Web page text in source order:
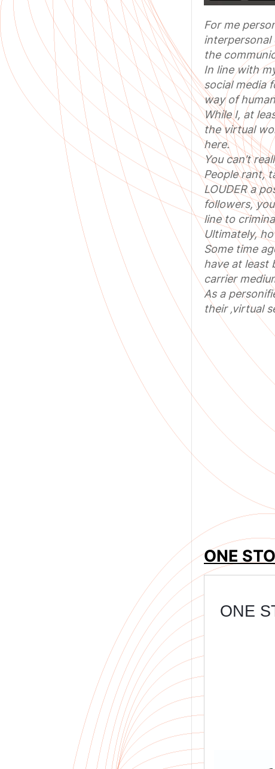
For me
interpersonal
the
In line with
social media
way of
While I, at
the virtual
here.
You can’t
People rant,
LOUDER a
followers,
line to
Ultimately,
Some time
have at least
carrier
As a
their ‚virtual
ONE